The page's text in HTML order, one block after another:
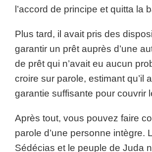
l’accord de principe et quitta la
Plus tard, il avait pris des
garantir un prêt auprès d’une
de prêt qui n’avait eu aucun
croire sur parole, estimant qu’il
garantie suffisante pour couvrir
Après tout, vous pouvez faire
parole d’une personne intègre.
Sédécias et le peuple de Juda